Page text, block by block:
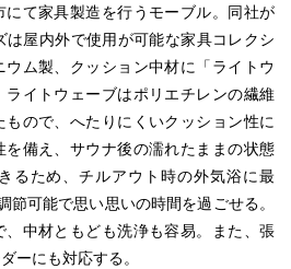
て家具製造を行うモーブル。同社が
は屋内外で使用が可能な家具コレクシ
ム製、クッション中材に「ライトウ
ライトウェーブはポリエチレンの繊維
ので、へたりにくいクッション性に
備え、サウナ後の濡れたままの状態
るため、チルアウト時の外気浴に最
可能で思い思いの時間を過ごせる。
中材ともども洗浄も容易。また、張
ーにも対応する。